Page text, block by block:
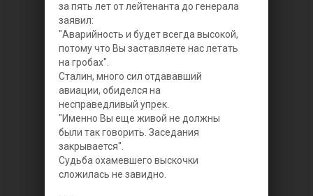
за пять лет от лейтенанта до генерала
заявил:
"Аварийность и будет всегда высокой,
потому что Вы заставляете нас летать
на гробах".
Сталин, много сил отдававший
авиации, обиделся на
несправедливый упрек.
"Именно Вы еще живой не должны
были так говорить. Заседания
закрывается".
Судьба охамевшего выскочки
сложилась не завидно.